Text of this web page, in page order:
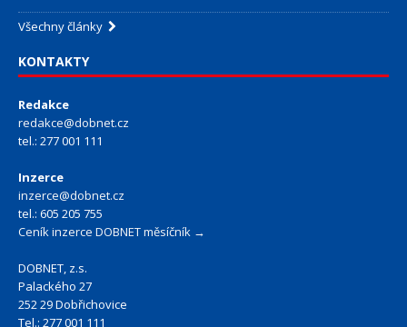
Všechny články
KONTAKTY
Redakce
redakce@dobnet.cz
tel.: 277 001 111
Inzerce
inzerce@dobnet.cz
tel.: 605 205 755
Ceník inzerce DOBNET měsíčník →
DOBNET, z.s.
Palackého 27
252 29 Dobřichovice
Tel.: 277 001 111